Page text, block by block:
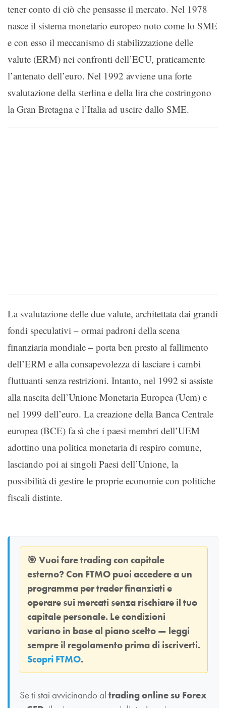
tener conto di ciò che pensasse il mercato. Nel 1978
nasce il sistema monetario europeo noto come lo SME
e con esso il meccanismo di stabilizzazione delle
valute (ERM) nei confronti dell’ECU, praticamente
l’antenato dell’euro. Nel 1992 avviene una forte
svalutazione della sterlina e della lira che costringono
la Gran Bretagna e l’Italia ad uscire dallo SME.
La svalutazione delle due valute, architettata dai grandi
fondi speculativi – ormai padroni della scena
finanziaria mondiale – porta ben presto al fallimento
dell’ERM e alla consapevolezza di lasciare i cambi
fluttuanti senza restrizioni. Intanto, nel 1992 si assiste
alla nascita dell’Unione Monetaria Europea (Uem) e
nel 1999 dell’euro. La creazione della Banca Centrale
europea (BCE) fa sì che i paesi membri dell’UEM
adottino una politica monetaria di respiro comune,
lasciando poi ai singoli Paesi dell’Unione, la
possibilità di gestire le proprie economie con politiche
fiscali distinte.
🎯 Vuoi fare trading con capitale
esterno? Con FTMO puoi accedere a un
programma per trader finanziati e
operare sui mercati senza rischiare il tuo
capitale personale. Le condizioni
variano in base al piano scelto — leggi
sempre il regolamento prima di iscriverti.
Scopri FTMO.
Se ti stai avvicinando al trading online su Forex